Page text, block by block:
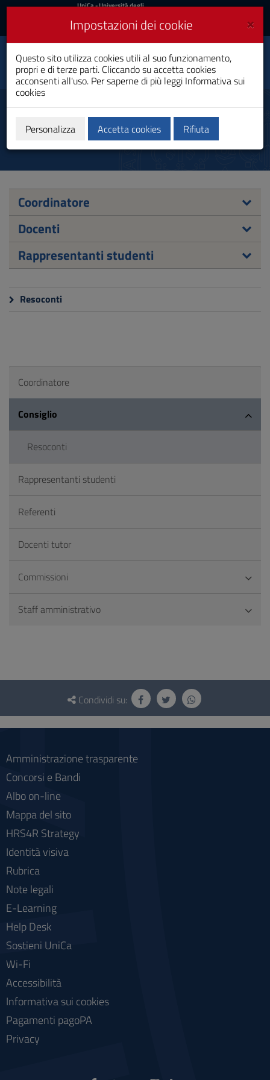
Vai
al
navigazione
sito
Vai
Footer
UniCa
Accedi
UniCa- Università degli
Accedi UniCA News
Toggle
navigation
Lingue e Comunicazione
Laurea
Consiglio
Coordinatore
Docenti
Rappresentanti studenti
Resoconti
Coordinatore
Consiglio
Resoconti
Rappresentanti studenti
Referenti
Docenti tutor
Commissioni
Staff amministrativo
Questionario
social
Condividi su:
Amministrazione trasparente
Concorsi e Bandi
Albo on-line
Mappa del sito
HRS4R Strategy
Identità visiva
Rubrica
Note legali
E-Learning
Help Desk
Sostieni UniCa
Wi-Fi
Accessibilità
Informativa sui cookies
Pagamenti pagoPA
Privacy
×
Impostazioni dei cookie
Questo sito utilizza cookies utili al suo funzionamento,
propri e di terze parti. Cliccando su accetta cookies
acconsenti all'uso. Per saperne di più leggi Informativa sui
cookies
Personalizza Accetta cookies Rifiuta